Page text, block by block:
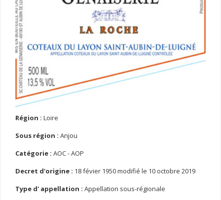
Région : Loire
Sous région : Anjou
Catégorie : AOC - AOP
Decret d'origine : 18 févier 1950 modifié le 10 octobre 2019
Type d' appellation : Appellation sous-régionale